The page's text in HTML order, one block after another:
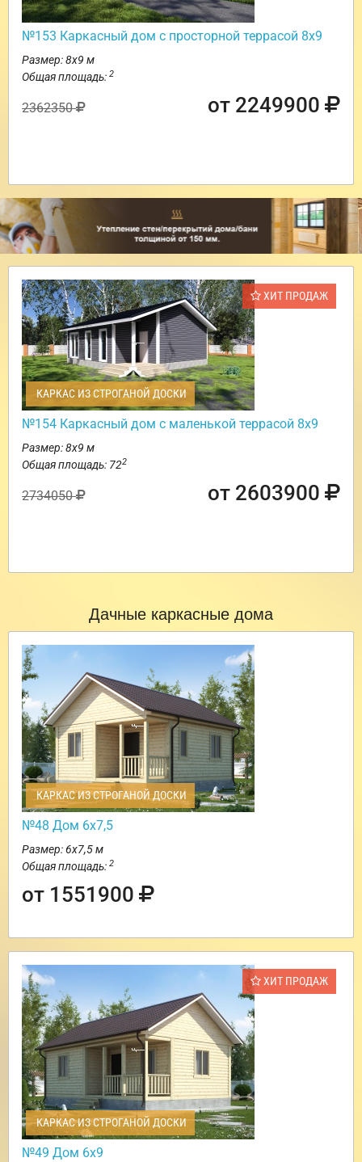
№153 Каркасный дом с просторной террасой 8х9
Размер: 8х9 м
Общая площадь: 2
2362350 от 2249900
ХИТ ПРОДАЖ
КАРКАС ИЗ СТРОГАНОЙ ДОСКИ
№154 Каркасный дом с маленькой террасой 8х9
Размер: 8х9 м
Общая площадь: 722
2734050 от 2603900
Дачные каркасные дома
КАРКАС ИЗ СТРОГАНОЙ ДОСКИ
№48 Дом 6х7,5
Размер: 6х7,5 м
Общая площадь: 2
от 1551900
ХИТ ПРОДАЖ
КАРКАС ИЗ СТРОГАНОЙ ДОСКИ
№49 Дом 6х9